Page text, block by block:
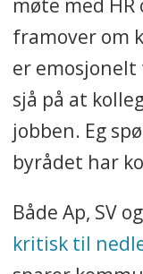
framover om
er
sjå på at
jobben. Eg
byrådet har
Både Ap, SV
kritisk til